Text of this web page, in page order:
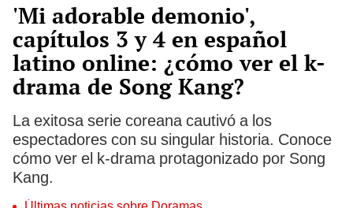
'Mi adorable demonio',
capítulos 3 y 4 en español
latino online: ¿cómo ver el k-
drama de Song Kang?
La exitosa serie coreana cautivó a los
espectadores con su singular historia. Conoce
cómo ver el k-drama protagonizado por Song
Kang.